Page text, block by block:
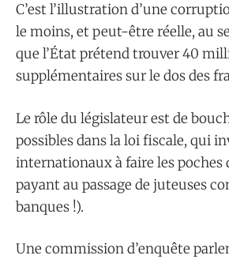
C’est l’illustration d’une
le moins, et peut-être réelle, au
que l’État prétend trouver 40
supplémentaires sur le dos des
Le rôle du législateur est de
possibles dans la loi fiscale, qui
internationaux à faire les poches
payant au passage de juteuses
banques !).
Une commission d’enquête